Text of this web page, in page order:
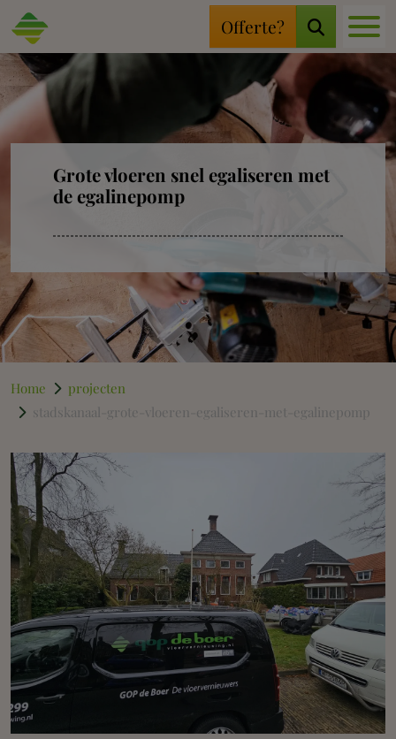
Offerte?
Grote vloeren snel egaliseren met
de egalinepomp
Home
projecten
stadskanaal-grote-vloeren-egaliseren-met-egalinepomp
Grote vloeren snel